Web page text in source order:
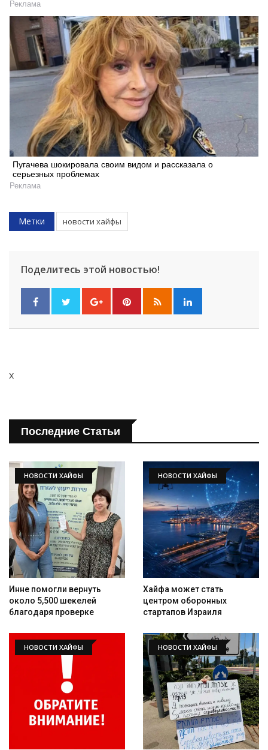
Реклама
Пугачева шокировала своим видом и рассказала о
серьезных проблемах
Реклама
Метки новости хайфы
Поделитесь этой новостью!
x
Последние Статьи
НОВОСТИ ХАЙФЫ
Инне помогли вернуть
около 5,500 шекелей
благодаря проверке
НОВОСТИ ХАЙФЫ
Хайфа может стать
центром оборонных
стартапов Израиля
НОВОСТИ ХАЙФЫ НОВОСТИ ХАЙФЫ